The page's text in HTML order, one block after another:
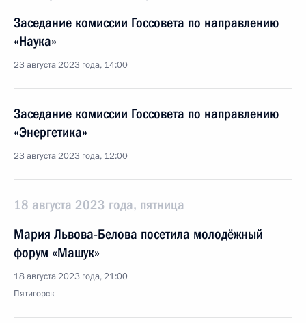
Заседание комиссии Госсовета по направлению
«Наука»
23 августа 2023 года, 14:00
Заседание комиссии Госсовета по направлению
«Энергетика»
23 августа 2023 года, 12:00
18 августа 2023 года, пятница
Мария Львова-Белова посетила молодёжный
форум «Машук»
18 августа 2023 года, 21:00
Пятигорск